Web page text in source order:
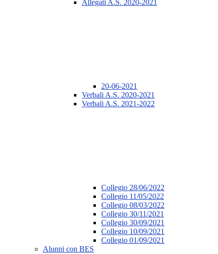
Allegati A.S. 2020-2021
20-06-2021
Verbali A.S. 2020-2021
Verbali A.S. 2021-2022
Collegio 28/06/2022
Collegio 11/05/2022
Collegio 08/03/2022
Collegio 30/11/2021
Collegio 30/09/2021
Collegio 10/09/2021
Collegio 01/09/2021
Alunni con BES